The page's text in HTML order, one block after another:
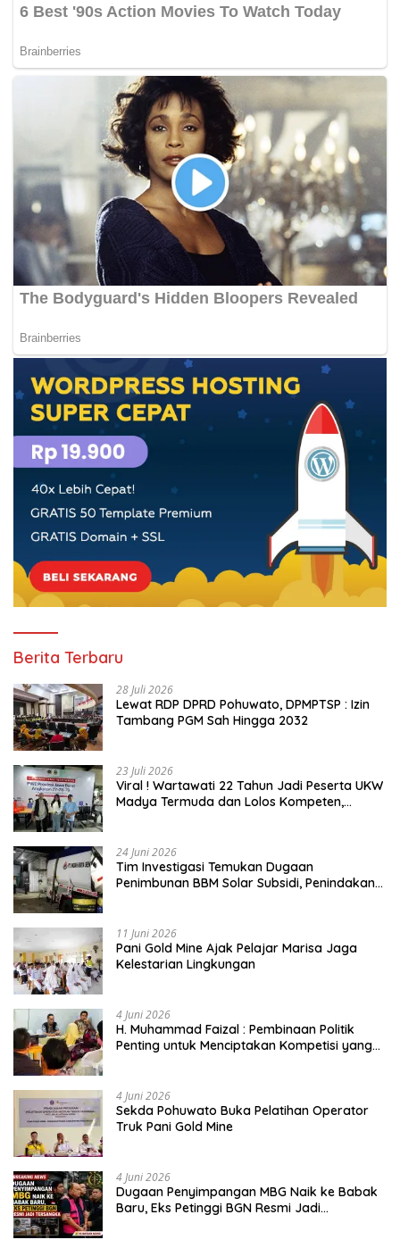
Berita Terbaru
28 Juli 2026
Lewat RDP DPRD Pohuwato, DPMPTSP : Izin
Tambang PGM Sah Hingga 2032
23 Juli 2026
Viral ! Wartawati 22 Tahun Jadi Peserta UKW
Madya Termuda dan Lolos Kompeten,
24 Juni 2026
Tim Investigasi Temukan Dugaan
Penimbunan BBM Solar Subsidi, Penindakan
11 Juni 2026
Pani Gold Mine Ajak Pelajar Marisa Jaga
Kelestarian Lingkungan
4 Juni 2026
H. Muhammad Faizal : Pembinaan Politik
Penting untuk Menciptakan Kompetisi yang
4 Juni 2026
Sekda Pohuwato Buka Pelatihan Operator
Truk Pani Gold Mine
4 Juni 2026
Dugaan Penyimpangan MBG Naik ke Babak
Baru, Eks Petinggi BGN Resmi Jadi